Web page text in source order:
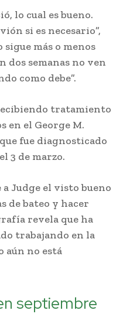
lo cual es bueno.
si es necesario”,
sigue más o menos
dos semanas no ven
como debe”.
tratamiento
en el George M.
fue diagnosticado
3 de marzo.
Judge el visto bueno
de bateo y hacer
revela que ha
trabajando en la
aún no está
septiembre